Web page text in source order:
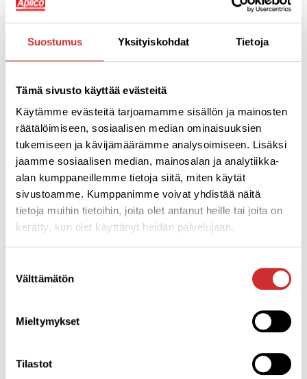
Suostumus Yksityiskohdat Tietoja
Tämä sivusto käyttää evästeitä
Käytämme evästeitä tarjoamamme sisällön ja mainosten
räätälöimiseen, sosiaalisen median ominaisuuksien
tukemiseen ja kävijämäärämme analysoimiseen. Lisäksi
jaamme sosiaalisen median, mainosalan ja analytiikka-
alan kumppaneillemme tietoja siitä, miten käytät
sivustoamme. Kumppanimme voivat yhdistää näitä
tietoja muihin tietoihin, joita olet antanut heille tai joita on
kerätty, kun olet käyttänyt heidän palvelujaan.
valinta
Välttämätön
Mieltymykset
Tilastot
näkyvissä verkkokaupassa 15.-16.8., mutta tutustu
vaihtoehtoihin jo nyt! Voit myös kirjoittaa meille
osoitteeseenmyynti@aplico.fitai soittaa 019 312 880.
Vastaamme mielellämme kaikkiin kysymyksiin ja
Tervetuloa hakemaan terveyttä, iloa ja hyvää oloa
Liikunta- ja Hyvinvointikeskus Aplicosta!